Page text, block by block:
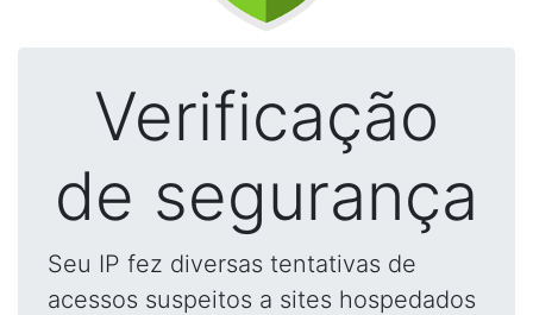
Verificação
de segurança
Seu IP fez diversas tentativas de
acessos suspeitos a sites hospedados